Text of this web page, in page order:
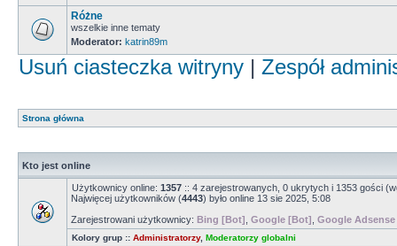
Różne
wszelkie inne tematy
Moderator: katrin89m
Usuń ciasteczka witryny | Zespół
Strona główna
Kto jest online
Użytkownicy online: 1357 :: 4 zarejestrowanych, 0 ukrytych i 1353 gości
Najwięcej użytkowników (4443) było online 13 sie 2025, 5:08
Zarejestrowani użytkownicy: Bing [Bot] Google [Bot] Google
Kolory grup :: Administratorzy, Moderatorzy globalni